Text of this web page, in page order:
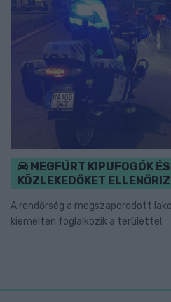
MEGFÚRT KIPUFOGÓK
KÖZLEKEDŐKET
A rendőrség a megszaporodott
kiemelten foglalkozik a területtel.